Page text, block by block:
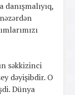
səkkizinci
dəyişibdir. O
Dünya